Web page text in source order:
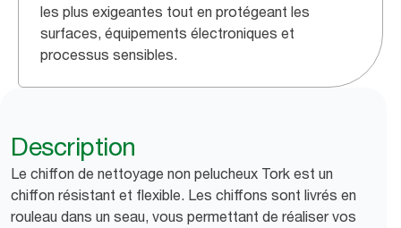
les plus exigeantes tout en protégeant les
surfaces, équipements électroniques et
processus sensibles.
Description
Le chiffon de nettoyage non pelucheux Tork est un
chiffon résistant et flexible. Les chiffons sont livrés en
rouleau dans un seau, vous permettant de réaliser vos